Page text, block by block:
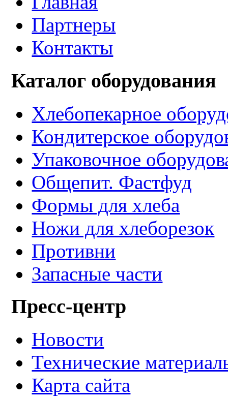
Партнеры
Контакты
Каталог оборудования
Хлебопекарное
Кондитерское
Упаковочное
Общепит. Фастфуд
Формы для хлеба
Ножи для хлеборезок
Противни
Запасные части
Пресс-центр
Новости
Технические
Карта сайта